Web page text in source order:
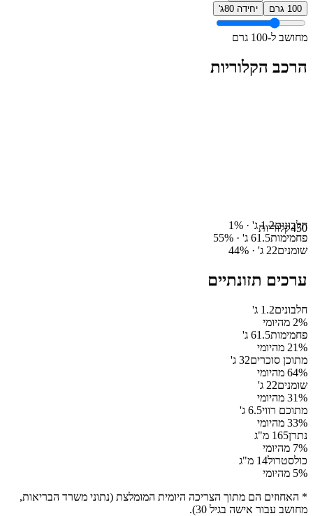
100 גרם יחידה 80ג'
מחושב ל-100 גרם
הרכב הקלוריות
450קלוריותחלבונים1.2ג' · 1%
פחמימות61.5 ג' · 55%
שומנים22 ג' · 44%
ערכים תזונתיים
חלבונים1.2 ג'
2% מהיומי
פחמימות61.5 ג'
21% מהיומי
מתוכן סוכרים32 ג'
64% מהיומי
שומנים22 ג'
31% מהיומי
מתוכם רווי6.5 ג'
33% מהיומי
נתרן165 מ"ג
7% מהיומי
כולסטרול14 מ"ג
5% מהיומי
* האחוזים הם מתוך הצריכה היומית המומלצת (נתוני משרד הבריאות,
מחושב עבור אישה בגיל 30).